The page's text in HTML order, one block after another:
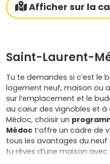
Afficher sur la
Saint-Laurent-
Tu te demandes si c’est le
logement neuf, maison ou
sur l’emplacement et le
au cœur des vignobles et à
Médoc, choisir un
Médoc t’offre un cadre de
tous les avantages du neuf
tu rêves d’une maison
calme ou d’un